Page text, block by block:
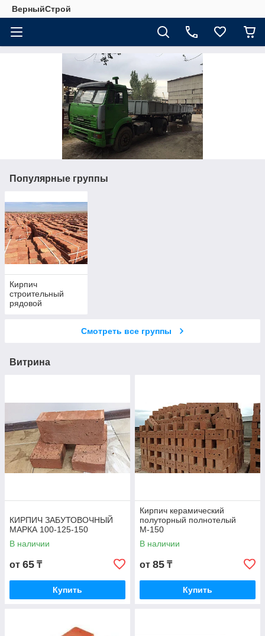
ВерныйСтрой
Популярные группы
Кирпич
строительный
рядовой
Смотреть все группы
Витрина
КИРПИЧ ЗАБУТОВОЧНЫЙ
МАРКА 100-125-150
В наличии
от 65 ₸
Купить
Кирпич керамический
полуторный полнотелый
М-150
В наличии
от 85 ₸
Купить